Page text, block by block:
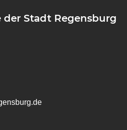
Stadt Regensburg